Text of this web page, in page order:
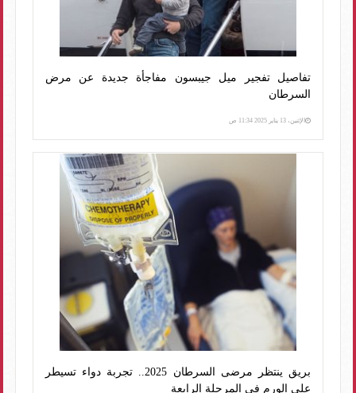
تفاصيل تفجير ميل جيبسون مفاجأة جديدة عن مرض
السرطان
الإثنين، 13 يناير 2025 11:34 ص
بريق ينتظر مرضى السرطان 2025.. تجربة دواء تسيطر
على الورم في المرحلة الرابعة